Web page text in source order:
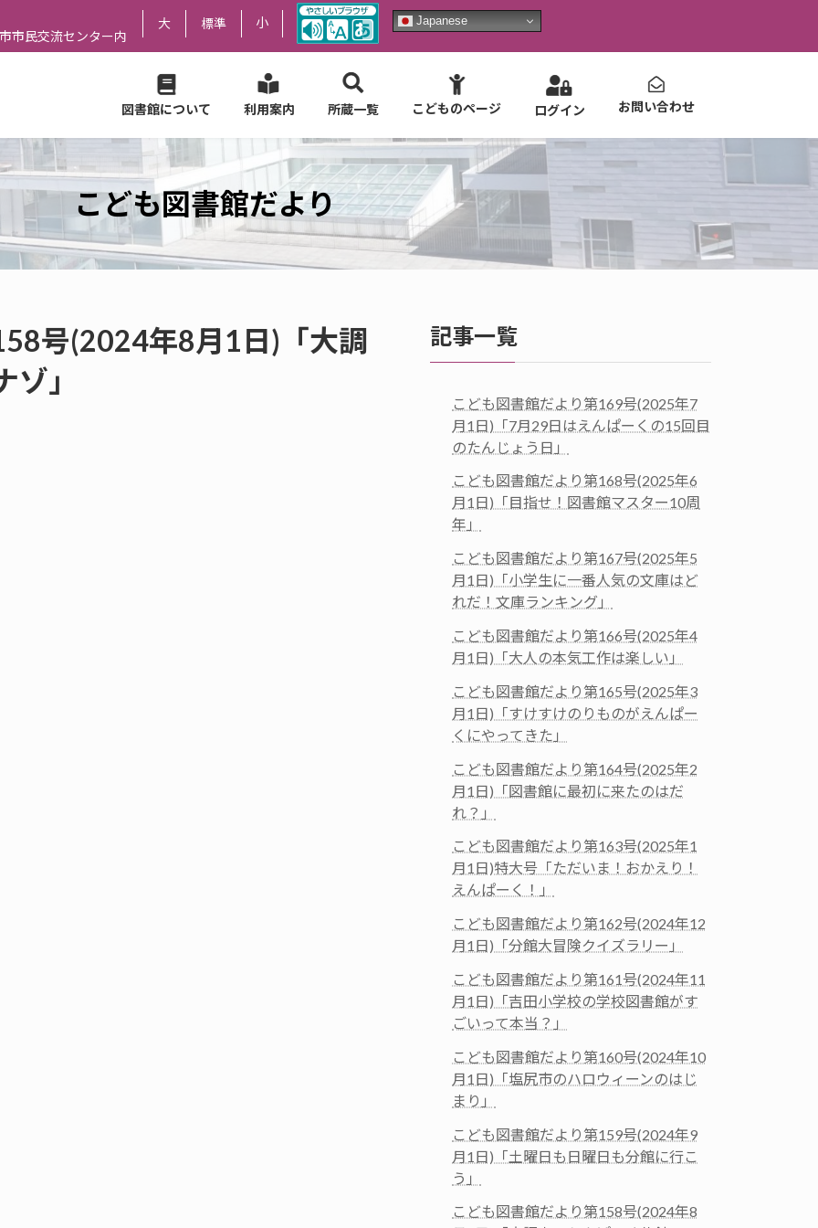
市民交流センター内
大 標準 小 Japanese
図書館について 利用案内 所蔵一覧 こどものページ ログイン お問い合わせ
こども図書館だより
号(2024年8月1日)「大調
」
記事一覧
こども図書館だより第169号(2025年7
月1日)「7月29日はえんぱーくの15回目
のたんじょう日」
こども図書館だより第168号(2025年6
月1日)「目指せ！図書館マスター10周
年」
こども図書館だより第167号(2025年5
月1日)「小学生に一番人気の文庫はど
れだ！文庫ランキング」
こども図書館だより第166号(2025年4
月1日)「大人の本気工作は楽しい」
こども図書館だより第165号(2025年3
月1日)「すけすけのりものがえんぱー
くにやってきた」
こども図書館だより第164号(2025年2
月1日)「図書館に最初に来たのはだ
れ？」
こども図書館だより第163号(2025年1
月1日)特大号「ただいま！おかえり！
えんぱーく！」
こども図書館だより第162号(2024年12
月1日)「分館大冒険クイズラリー」
こども図書館だより第161号(2024年11
月1日)「吉田小学校の学校図書館がす
ごいって本当？」
こども図書館だより第160号(2024年10
月1日)「塩尻市のハロウィーンのはじ
まり」
こども図書館だより第159号(2024年9
月1日)「土曜日も日曜日も分館に行こ
う」
こども図書館だより第158号(2024年8